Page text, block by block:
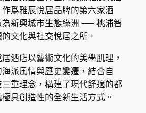
爲雅辰悅居品牌的第六家酒
新興城市生態綠洲 ── 桃浦智
文化與社交悅居之所。
酒店以藝術文化的美學肌理，
派風情與歷史變遷，結合自
重理念，構建了現代舒適的都
具創造性的全新生活方式。